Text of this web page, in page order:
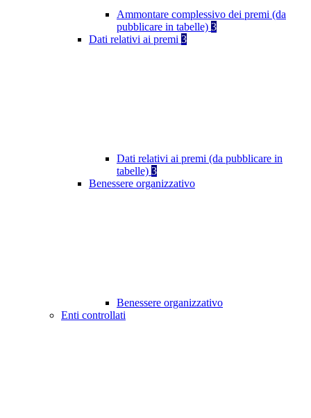
Ammontare complessivo dei premi (da
pubblicare in tabelle) 3
Dati relativi ai premi 3
Dati relativi ai premi (da pubblicare in
tabelle) 3
Benessere organizzativo
Benessere organizzativo
Enti controllati